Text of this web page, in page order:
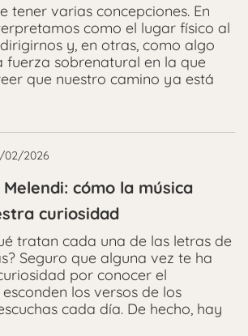
tener varias concepciones. En
como el lugar físico al
y, en otras, como algo
fuerza sobrenatural en la que
que nuestro camino ya está
02/2026
cómo la música
curiosidad
tratan cada una de las letras de
Seguro que alguna vez te ha
por conocer el
los versos de los
cada día. De hecho, hay